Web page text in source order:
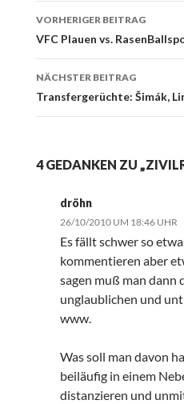
Beitrags-
Navigation
VORHERIGER BEITRAG
VFC Plauen vs.
NÄCHSTER BEITRAG
Transfergerüchte: Šimák,
4 GEDANKEN ZU
dröhn
26/10/2010 UM 18:46 UHR
Es fällt schwer so
kommentieren aber
sagen muß man dann
unglaublichen und
www.
Was soll man davon
beiläufig in einem
distanzieren und